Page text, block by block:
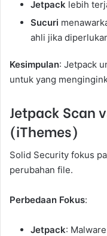
Jetpack lebih
Sucuri
ahli jika
Kesimpulan: Jetpack
untuk yang
Jetpack Scan
(iThemes)
Solid Security fokus
perubahan file.
Perbedaan Fokus:
Jetpack: